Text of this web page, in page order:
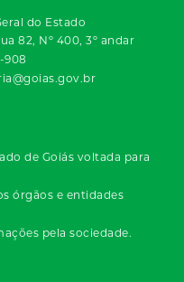
do Estado
82, Nº 400, 3º andar
908
de Goiás voltada para
órgãos e entidades
pela sociedade.